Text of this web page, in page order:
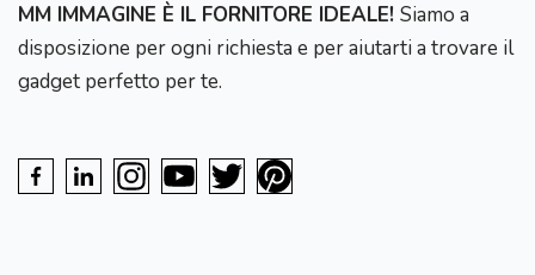
MM IMMAGINE È IL FORNITORE IDEALE! Siamo a
disposizione per ogni richiesta e per aiutarti a trovare il
gadget perfetto per te.